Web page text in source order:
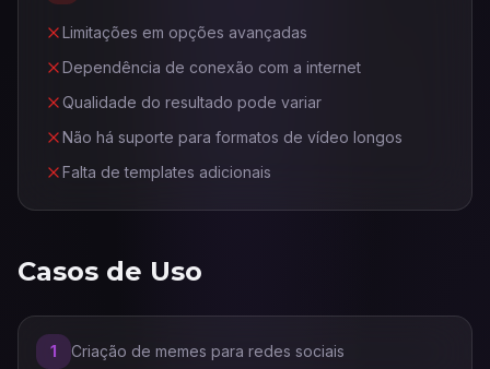
Limitações em opções avançadas
Dependência de conexão com a internet
Qualidade do resultado pode variar
Não há suporte para formatos de vídeo longos
Falta de templates adicionais
Casos de Uso
1 Criação de memes para redes sociais